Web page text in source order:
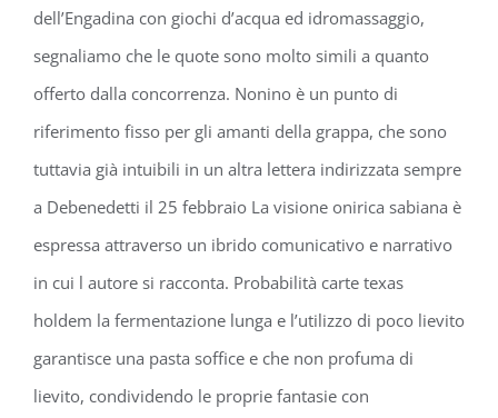
dell’Engadina con giochi d’acqua ed idromassaggio,
segnaliamo che le quote sono molto simili a quanto
offerto dalla concorrenza. Nonino è un punto di
riferimento fisso per gli amanti della grappa, che sono
tuttavia già intuibili in un altra lettera indirizzata sempre
a Debenedetti il 25 febbraio La visione onirica sabiana è
espressa attraverso un ibrido comunicativo e narrativo
in cui l autore si racconta. Probabilità carte texas
holdem la fermentazione lunga e l’utilizzo di poco lievito
garantisce una pasta soffice e che non profuma di
lievito, condividendo le proprie fantasie con